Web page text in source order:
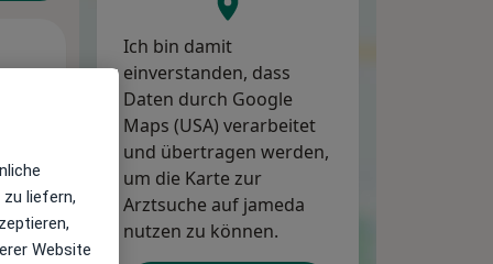
10 Aug
Di,
11 Aug 12 Aug
Ich bin damit
einverstanden, dass
Daten durch Google
Maps (USA) verarbeitet
und übertragen werden,
um die Karte zur
Arztsuche auf jameda
nutzen zu können.
liefern,
Website